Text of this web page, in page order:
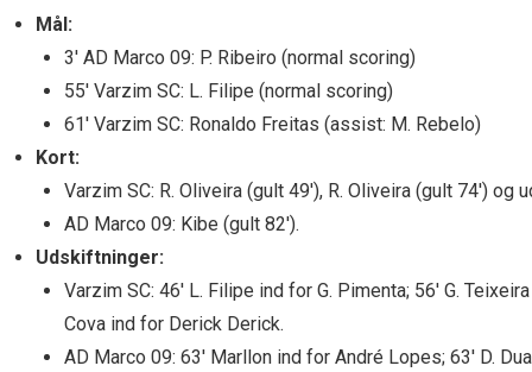
Mål:
3′ AD Marco 09: P. Ribeiro (normal scoring)
55′ Varzim SC: L. Filipe (normal scoring)
61′ Varzim SC: Ronaldo Freitas (assist: M. Rebelo)
Kort:
Varzim SC: R. Oliveira (gult 49′), R. Oliveira (gult 74′) og
AD Marco 09: Kibe (gult 82′).
Udskiftninger:
Varzim SC: 46′ L. Filipe ind for G. Pimenta; 56′ G.
Cova ind for Derick Derick.
AD Marco 09: 63′ Marllon ind for André Lopes; 63′ D.